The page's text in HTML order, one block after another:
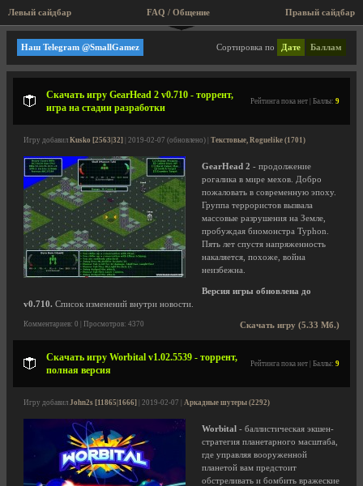
Левый сайдбар Правый сайдбар
FAQ / Общение
Мини игры, аркады, старые игры!
Сортировка по Дате Баллам
Наш Telegram @SmallGamez
Скачать игру GearHead 2 v0.710 - торрент,
игра на стадии разработки
Рейтинга пока нет | Баллы: 9
Игру добавил Kusko [2563|32] | 2019-02-07 (обновлено) | Текстовые, Roguelike (1701)
GearHead 2 - продолжение
рогалика в мире мехов. Добро
пожаловать в современную эпоху.
Группа террористов вызвала
массовые разрушения на Земле,
пробуждая биомонстра Typhon.
Пять лет спустя напряженность
накаляется, похоже, война
неизбежна.
Версия игры обновлена до
v0.710. Список изменений внутри новости.
Скачать игру (5.33 Мб.)
Комментариев: 0 | Просмотров: 4370
Скачать игру Worbital v1.02.5539 - торрент,
полная версия
Рейтинга пока нет | Баллы: 9
Игру добавил John2s [11865|1666] | 2019-02-07 | Аркадные шутеры (2292)
Worbital - баллистическая экшен-
стратегия планетарного масштаба,
где управляя вооруженной
планетой вам предстоит
обстреливать и бомбить вражеские